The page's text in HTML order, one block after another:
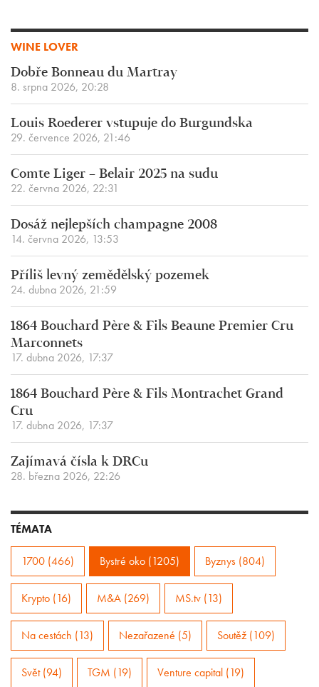
WINE LOVER
Dobře Bonneau du Martray
8. srpna 2026, 20:28
Louis Roederer vstupuje do Burgundska
29. července 2026, 21:46
Comte Liger – Belair 2025 na sudu
22. června 2026, 22:31
Dosáž nejlepších champagne 2008
14. června 2026, 13:53
Příliš levný zemědělský pozemek
24. dubna 2026, 21:59
1864 Bouchard Père & Fils Beaune Premier Cru
Marconnets
17. dubna 2026, 17:37
1864 Bouchard Père & Fils Montrachet Grand
Cru
17. dubna 2026, 17:37
Zajímavá čísla k DRCu
28. března 2026, 22:26
TÉMATA
1700 (466) Bystré oko (1205) Byznys (804)
Krypto (16) M&A (269) MS.tv (13)
Na cestách (13) Nezařazené (5) Soutěž (109)
Svět (94) TGM (19) Venture capital (19)